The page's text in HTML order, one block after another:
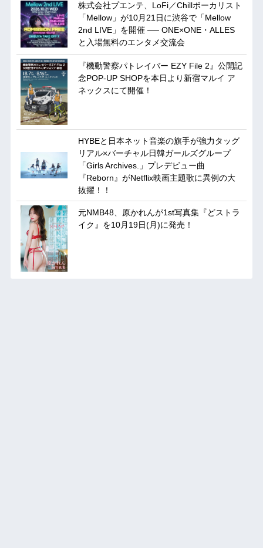
株式会社プエンテ、LoFi／Chillボーカリスト
「Mellow」が10月21日に渋谷で「Mellow
2nd LIVE」を開催 ── ONE×ONE・ALLES
と入場無料のエンタメ交流会
『機動警察パトレイバー EZY File 2』公開記
念POP-UP SHOPを本日より新宿マルイ ア
ネックスにて開催！
HYBEと日本ネット音楽の旗手が強力タッグ
リアル×バーチャル日韓ガールズグループ
「Girls Archives.」プレデビュー曲
『Reborn』がNetflix映画主題歌に異例の大
抜擢！！
元NMB48、原かれんが1st写真集『どストラ
イク』を10月19日(月)に発売！